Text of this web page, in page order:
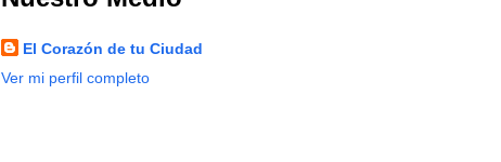
El Corazón de tu Ciudad
Ver mi perfil completo